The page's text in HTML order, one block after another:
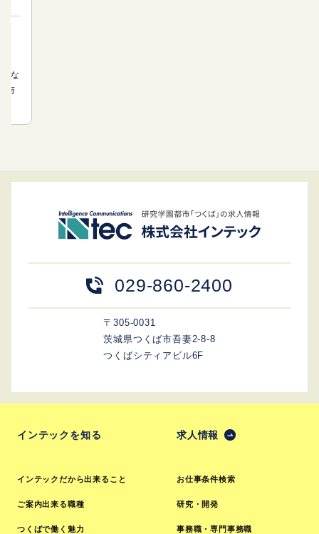
な
与
029-860-2400
〒305-0031
茨城県つくば市吾妻2-8-8
つくばシティアビル6F
インテックを知る
インテックだから出来ること
ご案内出来る職種
つくばで働く魅力
求人情報
お仕事条件検索
研究・開発
事務職・専門事務職